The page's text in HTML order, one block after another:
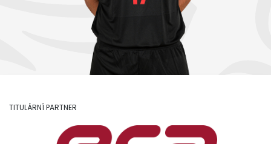
TITULÁRNÍ PARTNER